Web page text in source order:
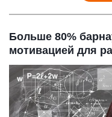
Больше 80%
мотивацией для